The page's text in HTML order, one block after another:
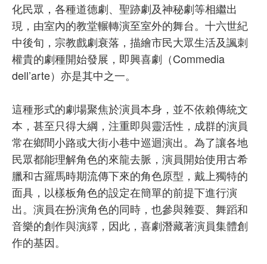
化民眾，各種道德劇、聖跡劇及神秘劇等相繼出
現，由室內的教堂輾轉演至室外的舞台。十六世紀
中後旬，宗教戲劇衰落，描繪市民大眾生活及諷刺
權貴的劇種開始發展，即興喜劇（Commedia
dell’arte）亦是其中之一。
這種形式的劇場聚焦於演員本身，並不依賴傳統文
本，甚至只得大綱，注重即與靈活性，成群的演員
常在鄉間小路或大街小巷中巡迴演出。為了讓各地
民眾都能理解角色的來龍去脈，演員開始使用古希
臘和古羅馬時期流傳下來的角色原型，戴上獨特的
面具，以樣板角色的設定在簡單的前提下進行演
出。演員在扮演角色的同時，也參與雜耍、舞蹈和
音樂的創作與演繹，因此，喜劇潛藏著演員集體創
作的基因。